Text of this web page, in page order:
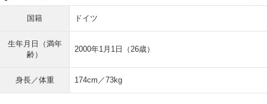
国籍 ドイツ
生年月日（満年
齢）
2000年1月1日（26歳）
身長／体重 174cm／73kg